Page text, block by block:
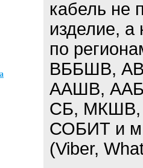
кабель не
изделие,
по
ВББШВ,
ААШВ,
СБ, МКШВ,
СОБИТ и
(Viber,